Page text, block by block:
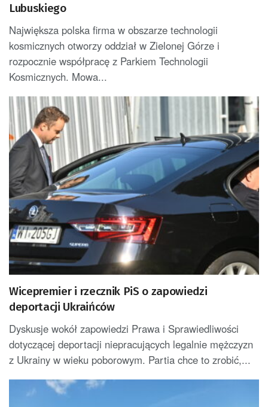
Lubuskiego
Największa polska firma w obszarze technologii
kosmicznych otworzy oddział w Zielonej Górze i
rozpocznie współpracę z Parkiem Technologii
Kosmicznych. Mowa...
Wicepremier i rzecznik PiS o zapowiedzi
deportacji Ukraińców
Dyskusje wokół zapowiedzi Prawa i Sprawiedliwości
dotyczącej deportacji niepracujących legalnie mężczyzn
z Ukrainy w wieku poborowym. Partia chce to zrobić,...